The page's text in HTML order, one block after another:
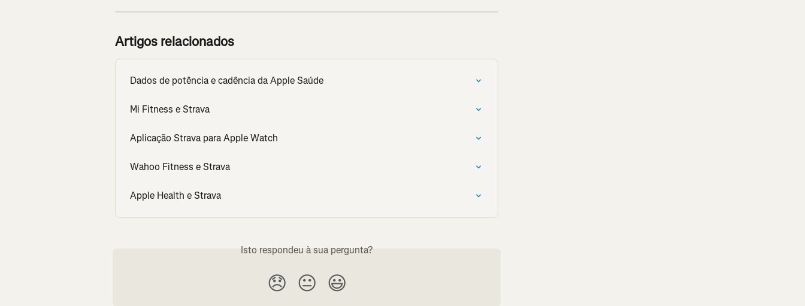
Artigos relacionados
Dados de potência e cadência da Apple Saúde
Mi Fitness e Strava
Aplicação Strava para Apple Watch
Wahoo Fitness e Strava
Apple Health e Strava
Isto respondeu à sua pergunta?
😞 😐 😃